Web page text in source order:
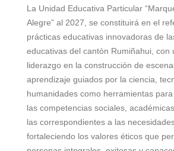
La Unidad Educativa Particular
Alegre” al 2027, se constituirá en el
prácticas educativas innovadoras de
educativas del cantón Rumiñahui, con
liderazgo en la construcción de
aprendizaje guiados por la ciencia,
humanidades como herramientas
las competencias sociales,
las correspondientes a las
fortaleciendo los valores éticos que